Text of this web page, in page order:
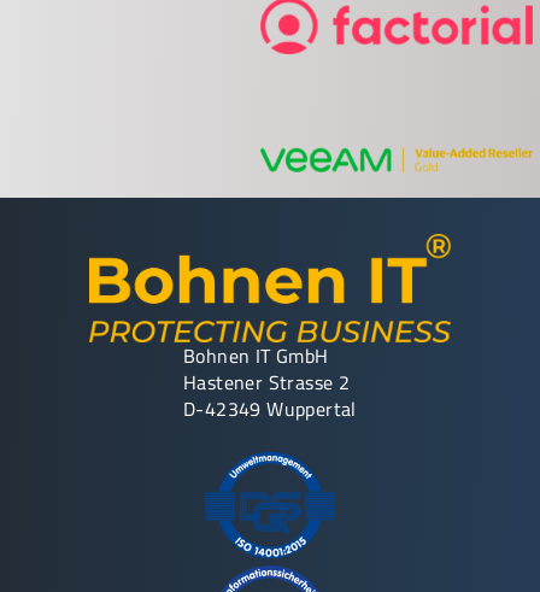
Bohnen IT GmbH
Hastener Strasse 2
D-42349 Wuppertal